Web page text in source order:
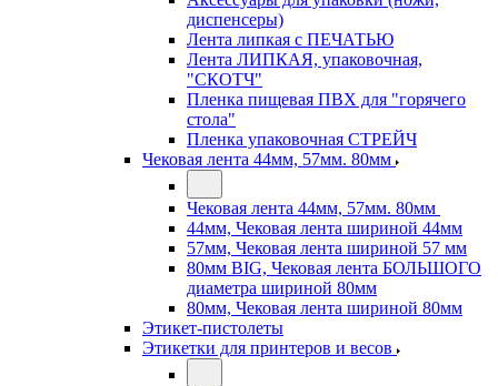
диспенсеры)
Лента липкая с ПЕЧАТЬЮ
Лента ЛИПКАЯ, упаковочная,
"СКОТЧ"
Пленка пищевая ПВХ для "горячего
стола"
Пленка упаковочная СТРЕЙЧ
Чековая лента 44мм, 57мм. 80мм
Чековая лента 44мм, 57мм. 80мм
44мм, Чековая лента шириной 44мм
57мм, Чековая лента шириной 57 мм
80мм BIG, Чековая лента БОЛЬШОГО
диаметра шириной 80мм
80мм, Чековая лента шириной 80мм
Этикет-пистолеты
Этикетки для принтеров и весов